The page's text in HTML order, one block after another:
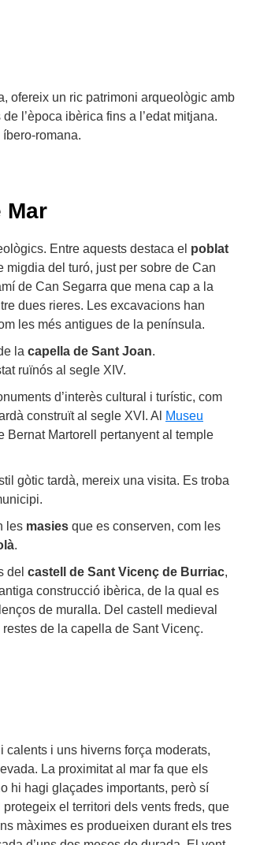
ofereix un ric patrimoni arqueològic amb
l’època ibèrica fins a l’edat mitjana.
romana.
Mar
Entre aquests destaca el poblat
migdia del turó, just per sobre de Can
de Can Segarra que mena cap a la
dues rieres. Les excavacions han
les més antigues de la península.
la capella de Sant Joan.
ruïnós al segle XIV.
d’interès cultural i turístic, com
construït al segle XVI. Al
Museu
Bernat Martorell pertanyent al temple
gòtic tardà, mereix una visita. Es troba
les masies que es conserven, com les
.
del castell de Sant Vicenç de Burriac,
construcció ibèrica, de la qual es
de muralla. Del castell medieval
de la capella de Sant Vicenç.
calents i uns hiverns força moderats,
La proximitat al mar fa que els
hi hagi glaçades importants, però sí
el territori dels vents freds, que
màximes es produeixen durant els tres